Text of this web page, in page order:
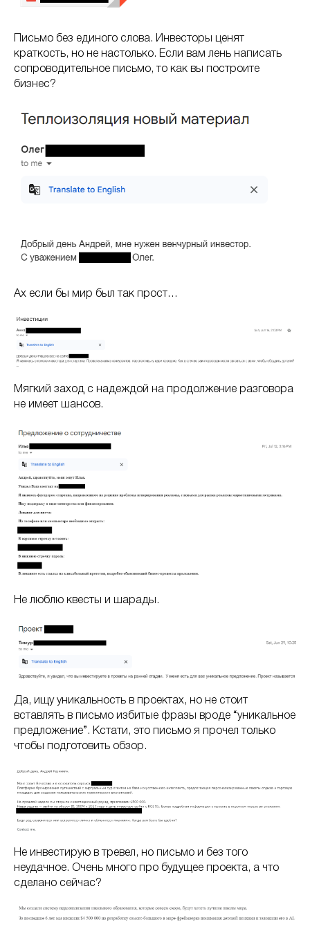
Письмо без единого слова. Инвесторы ценят
краткость, но не настолько. Если вам лень написать
сопроводительное письмо, то как вы построите
бизнес?
Ах если бы мир был так прост…
Мягкий заход с надеждой на продолжение разговора
не имеет шансов.
Не люблю квесты и шарады.
Да, ищу уникальность в проектах, но не стоит
вставлять в письмо избитые фразы вроде “уникальное
предложение”. Кстати, это письмо я прочел только
чтобы подготовить обзор.
Не инвестирую в тревел, но письмо и без того
неудачное. Очень много про будущее проекта, а что
сделано сейчас?